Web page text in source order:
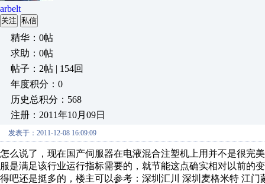
arbelt
关注 私信
精华：0帖
求助：0帖
帖子：2帖 | 154回
年度积分：0
历史总积分：568
注册：2011年10月09日
发表于：2011-12-08 16:09:09
怎么说了，现在国产伺服器在电液混合注塑机上用并不是很完
服是满足该行业运行指标需要的，就节能这点确实相对以前的
得吧还是挺多的，楼主可以参考：深圳汇川 深圳麦格米特 江